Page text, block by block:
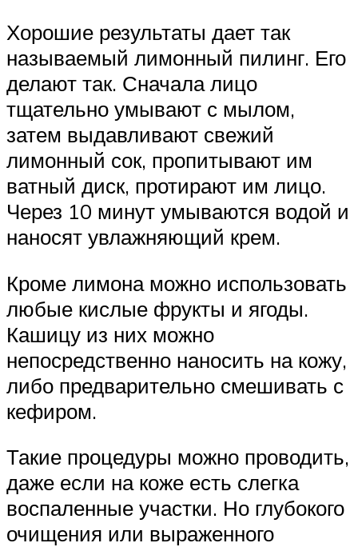
Хорошие результаты дает так
называемый лимонный пилинг. Его
делают так. Сначала лицо
тщательно умывают с мылом,
затем выдавливают свежий
лимонный сок, пропитывают им
ватный диск, протирают им лицо.
Через 10 минут умываются водой и
наносят увлажняющий крем.
Кроме лимона можно использовать
любые кислые фрукты и ягоды.
Кашицу из них можно
непосредственно наносить на кожу,
либо предварительно смешивать с
кефиром.
Такие процедуры можно проводить,
даже если на коже есть слегка
воспаленные участки. Но глубокого
очищения или выраженного